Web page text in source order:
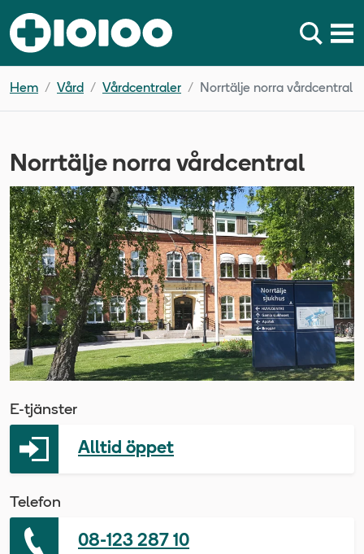
Hem Vård Vårdcentraler Norrtälje norra vårdcentral
Norrtälje norra vårdcentral
E-tjänster
Alltid öppet
Telefon
08-123 287 10